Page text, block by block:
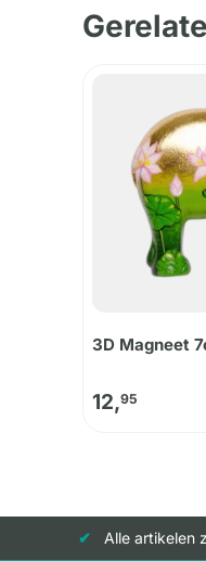
3D Magneet
12,95
Alle artikelen